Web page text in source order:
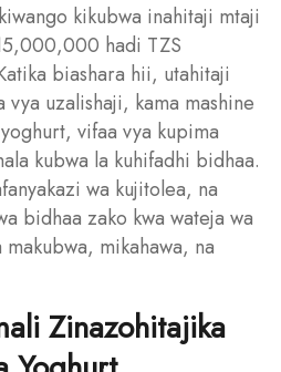
kikubwa inahitaji mtaji
hadi TZS
biashara hii, utahitaji
vya uzalishaji, kama mashine
vifaa vya kupima
kubwa la kuhifadhi bidhaa.
wa kujitolea, na
bidhaa zako kwa wateja wa
mikahawa, na
Zinazohitajika